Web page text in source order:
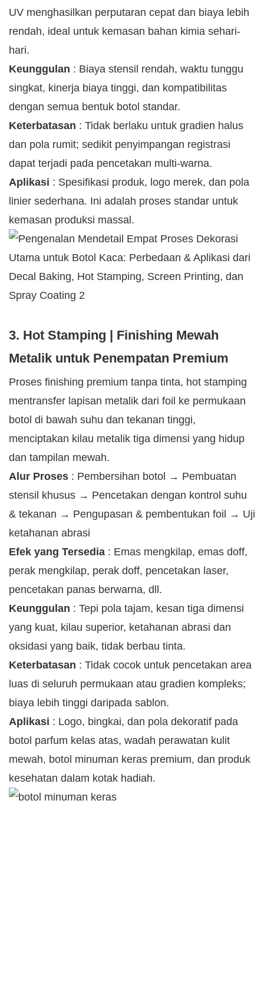
UV menghasilkan perputaran cepat dan biaya lebih
rendah, ideal untuk kemasan bahan kimia sehari-
hari.
Keunggulan : Biaya stensil rendah, waktu tunggu
singkat, kinerja biaya tinggi, dan kompatibilitas
dengan semua bentuk botol standar.
Keterbatasan : Tidak berlaku untuk gradien halus
dan pola rumit; sedikit penyimpangan registrasi
dapat terjadi pada pencetakan multi-warna.
Aplikasi : Spesifikasi produk, logo merek, dan pola
linier sederhana. Ini adalah proses standar untuk
kemasan produksi massal.
3. Hot Stamping | Finishing Mewah
Metalik untuk Penempatan Premium
Proses finishing premium tanpa tinta, hot stamping
mentransfer lapisan metalik dari foil ke permukaan
botol di bawah suhu dan tekanan tinggi,
menciptakan kilau metalik tiga dimensi yang hidup
dan tampilan mewah.
Alur Proses : Pembersihan botol → Pembuatan
stensil khusus → Pencetakan dengan kontrol suhu
& tekanan → Pengupasan & pembentukan foil → Uji
ketahanan abrasi
Efek yang Tersedia : Emas mengkilap, emas doff,
perak mengkilap, perak doff, pencetakan laser,
pencetakan panas berwarna, dll.
Keunggulan : Tepi pola tajam, kesan tiga dimensi
yang kuat, kilau superior, ketahanan abrasi dan
oksidasi yang baik, tidak berbau tinta.
Keterbatasan : Tidak cocok untuk pencetakan area
luas di seluruh permukaan atau gradien kompleks;
biaya lebih tinggi daripada sablon.
Aplikasi : Logo, bingkai, dan pola dekoratif pada
botol parfum kelas atas, wadah perawatan kulit
mewah, botol minuman keras premium, dan produk
kesehatan dalam kotak hadiah.